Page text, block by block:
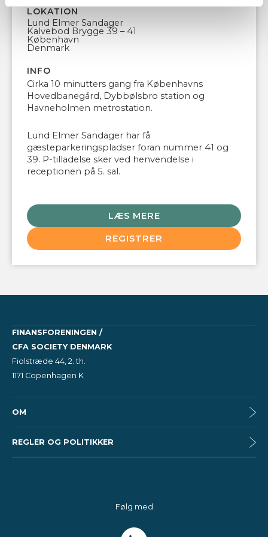
LOKATION
Lund Elmer Sandager
Kalvebod Brygge 39 – 41
København
Denmark
INFO
Cirka 10 minutters gang fra Københavns
Hovedbanegård, Dybbølsbro station og
Havneholmen metrostation.
Lund Elmer Sandager har få
gæsteparkeringspladser foran nummer 41 og
39. P-tilladelse sker ved henvendelse i
receptionen på 5. sal.
LÆS MERE
REGISTRER
FINANSFORENINGEN /
CFA SOCIETY DENMARK
Fiolstræde 44, 2. th.
1171 Copenhagen K
OM
REGLER OG POLITIKKER
Følg med